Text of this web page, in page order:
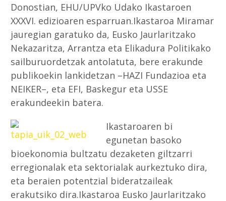
Donostian, EHU/UPVko Udako Ikastaroen
XXXVI. edizioaren esparruan.Ikastaroa Miramar
jauregian garatuko da, Eusko Jaurlaritzako
Nekazaritza, Arrantza eta Elikadura Politikako
sailburuordetzak antolatuta, bere erakunde
publikoekin lankidetzan –HAZI Fundazioa eta
NEIKER–, eta EFI, Baskegur eta USSE
erakundeekin batera.
Ikastaroaren bi
egunetan basoko
bioekonomia bultzatu dezaketen giltzarri
erregionalak eta sektorialak aurkeztuko dira,
eta beraien potentzial bideratzaileak
erakutsiko dira.Ikastaroa Eusko Jaurlaritzako